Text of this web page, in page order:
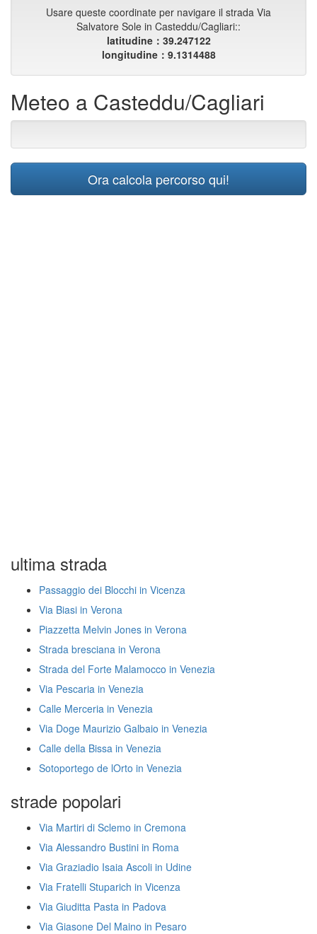
Usare queste coordinate per navigare il strada Via
Salvatore Sole in Casteddu/Cagliari::
latitudine：39.247122
longitudine：9.1314488
Meteo a Casteddu/Cagliari
Ora calcola percorso qui!
ultima strada
Passaggio dei Blocchi in Vicenza
Via Biasi in Verona
Piazzetta Melvin Jones in Verona
Strada bresciana in Verona
Strada del Forte Malamocco in Venezia
Via Pescaria in Venezia
Calle Merceria in Venezia
Via Doge Maurizio Galbaio in Venezia
Calle della Bissa in Venezia
Sotoportego de lOrto in Venezia
strade popolari
Via Martiri di Sclemo in Cremona
Via Alessandro Bustini in Roma
Via Graziadio Isaia Ascoli in Udine
Via Fratelli Stuparich in Vicenza
Via Giuditta Pasta in Padova
Via Giasone Del Maino in Pesaro